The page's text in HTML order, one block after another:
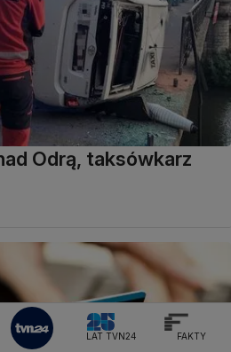
Odrą, taksówkarz
LAT TVN24 FAKTY